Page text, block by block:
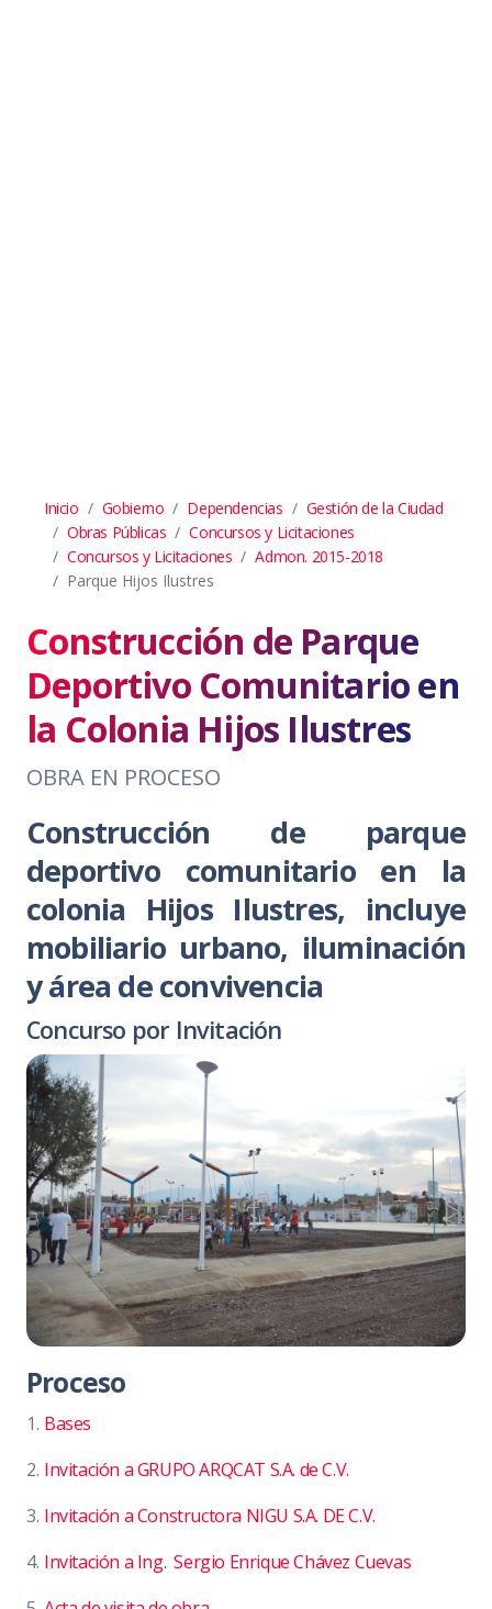
Inicio Gobierno Dependencias
Gestión de la Ciudad
Obras Públicas
Concursos y Licitaciones
Concursos y Licitaciones
Admon. 2015-2018
Parque Hijos Ilustres
Construcción de Parque
Deportivo Comunitario en
la Colonia Hijos Ilustres
OBRA EN PROCESO
Construcción de parque
deportivo comunitario en la
colonia Hijos Ilustres, incluye
mobiliario urbano, iluminación
y área de convivencia
Concurso por Invitación
Proceso
1. Bases
2. Invitación a GRUPO ARQCAT S.A. de C.V.
3. Invitación a Constructora NIGU S.A. DE C.V.
4. Invitación a Ing. Sergio Enrique Chávez Cuevas